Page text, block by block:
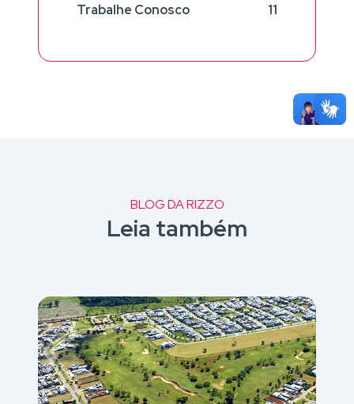
Trabalhe Conosco 11
BLOG DA RIZZO
Leia também